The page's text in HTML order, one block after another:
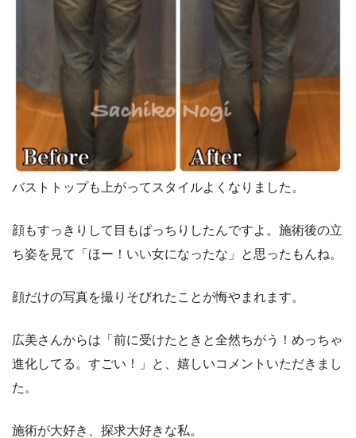
バストトップも上がってスタイルよくなりました。
顔もすっきりして目もぱっちりしたんですよ。施術後の立
ち姿を見て「ほー！いい女になったな」と思ったもんね。
顔だけの写真を撮りそびれたことが悔やまれます。
広美さんからは「前に受けたときと全然ちがう！めっちゃ
進化してる。すごい！」と、嬉しいコメントいただきまし
た。
施術が大好き、探求大好きな私。